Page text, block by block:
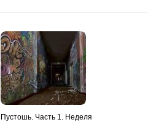
Пустошь. Часть 1. Неделя